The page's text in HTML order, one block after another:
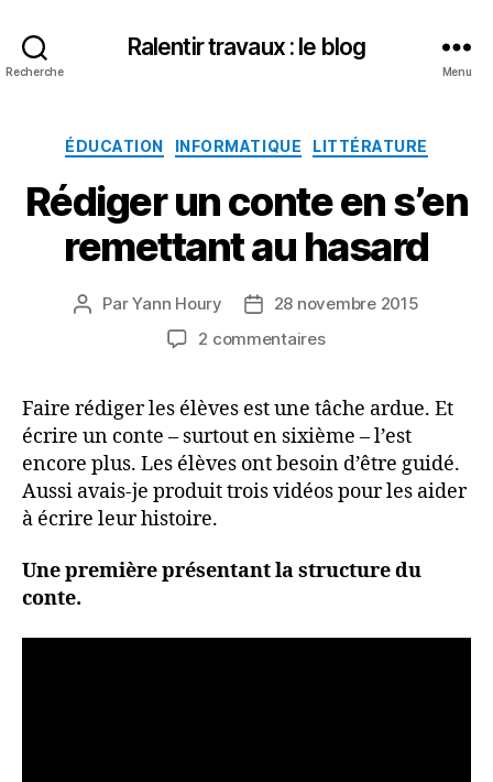
Recherche
Ralentir travaux : le blog
Menu
Catégories
ÉDUCATION INFORMATIQUE LITTÉRATURE
Rédiger un conte en s’en
remettant au hasard
Auteur
ParYann Houry
Date28 novembre 2015
2 commentairessur
conte
en
s’en
remettant
au
Faire rédiger les élèves est une tâche ardue. Et
écrire un conte – surtout en sixième – l’est
encore plus. Les élèves ont besoin d’être guidé.
Aussi avais-je produit trois vidéos pour les aider
à écrire leur histoire.
Une première présentant la structure du
conte.